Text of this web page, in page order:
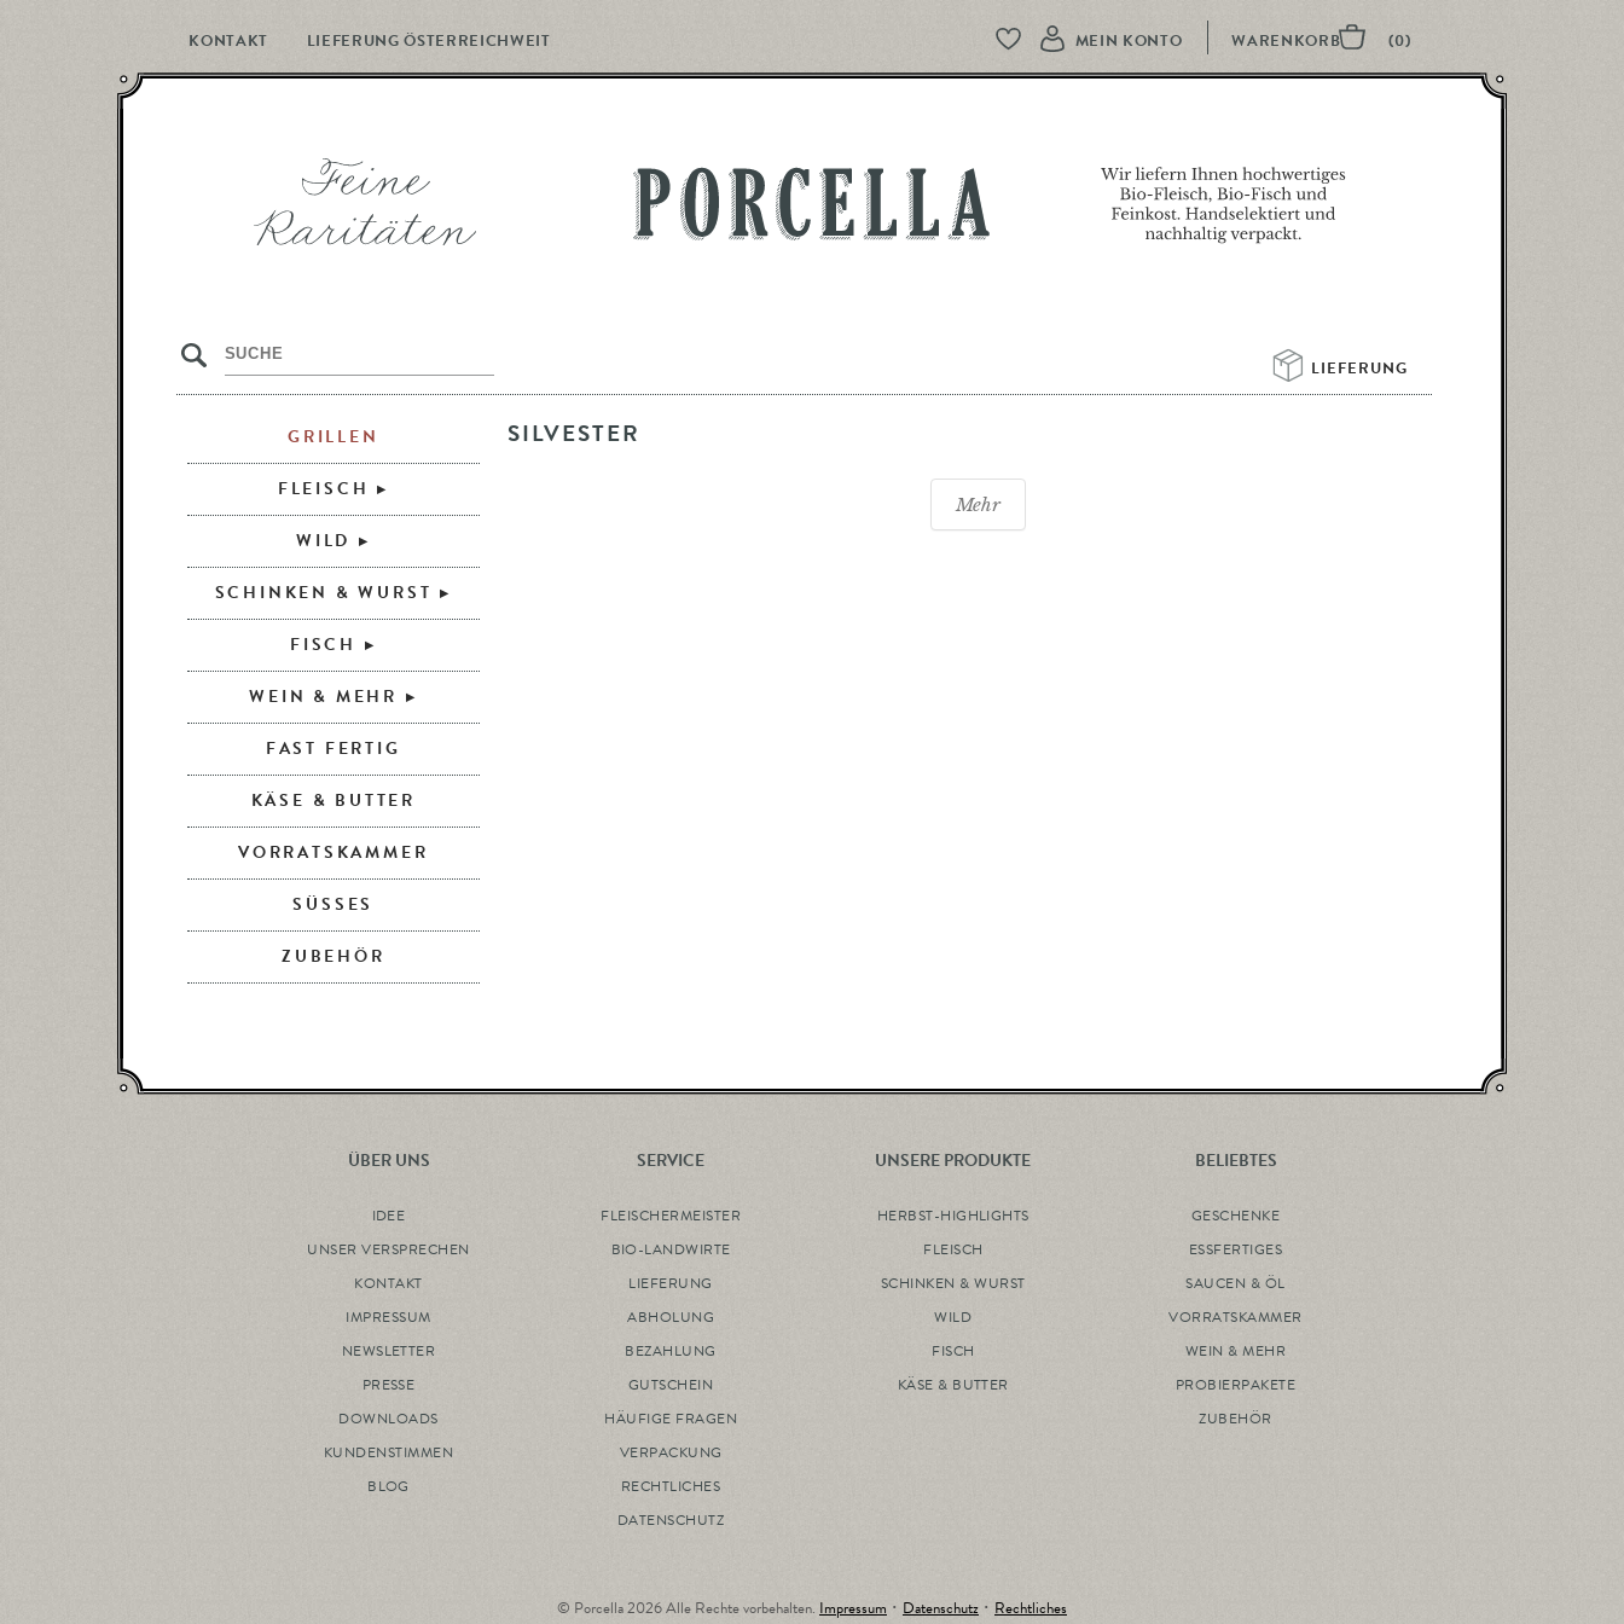
KONTAKT LIEFERUNG ÖSTERREICHWEIT
PORCELLA
MEIN KONTO
LIEFERUNG
s
SILVESTER
Mehr
GRILLEN
FLEISCH
WILD
SCHINKEN & WURST
FISCH
WEIN & MEHR
FAST FERTIG
KÄSE & BUTTER
VORRATSKAMMER
SÜSSES
ZUBEHÖR
ÜBER UNS
IDEE
UNSER VERSPRECHEN
KONTAKT
IMPRESSUM
NEWSLETTER
PRESSE
DOWNLOADS
KUNDENSTIMMEN
BLOG
SERVICE
FLEISCHERMEISTER
BIO-LANDWIRTE
LIEFERUNG
ABHOLUNG
BEZAHLUNG
GUTSCHEIN
HÄUFIGE FRAGEN
VERPACKUNG
RECHTLICHES
DATENSCHUTZ
UNSERE PRODUKTE
HERBST-HIGHLIGHTS
FLEISCH
SCHINKEN & WURST
WILD
FISCH
KÄSE & BUTTER
BELIEBTES
GESCHENKE
ESSFERTIGES
SAUCEN & ÖL
VORRATSKAMMER
WEIN & MEHR
PROBIERPAKETE
ZUBEHÖR
© Porcella 2026 Alle Rechte vorbehalten. Impressum ･ Datenschutz ･ Rechtliches